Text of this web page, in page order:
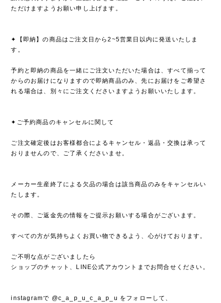
ただけますようお願い申し上げます。
✦【即納】の商品はご注文日から2~5営業日以内に発送いたしま
す。
予約と即納の商品を一緒にご注文いただいた場合は、すべて揃って
からのお届けになりますので即納商品のみ、先にお届けをご希望さ
れる場合は、別々にご注文くださいますようお願いいたします。
✦ご予約商品のキャンセルに関して
ご注文確定後はお客様都合によるキャンセル・返品・交換は承って
おりませんので、ご了承くださいませ。
メーカー生産終了による欠品の場合は該当商品のみをキャンセルい
たします。
その際、ご返金先の情報をご提示お願いする場合がございます。
すべての方が気持ちよくお買い物できるよう、心がけております。
ご不明な点がございましたら
ショップのチャット、LINE公式アカウントまでお問合せください。
instagramで @c_a_p_u_c_a_p_u をフォローして、